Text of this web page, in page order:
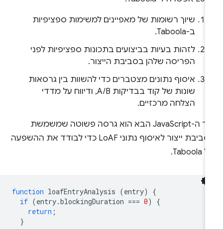
שיוך רשומות של מאפיינים למשימות ספציפיות
לזהות בעיות בביצועים בתכונות ספציפיות לפני
הפריסה שלהן בסביבת הייצור.
איסוף נתונים מצטברים כדי להשוות בין גרסאות
שונות של קוד בבדיקות A/B, ודיווח על מדדי
הצלחה מרכזיים.
קוד ה-JavaScript הבא הוא גרסה פשוטה שמשמשת
בסביבת ייצור לאיסוף נתוני LoAF כדי לבודד את ההשפעה
function loafEntryAnalysis (entry
if (entry.blockingDuration === 0
return